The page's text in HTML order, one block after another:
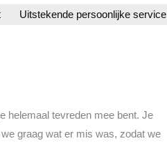
Uitstekende persoonlijke service
helemaal tevreden mee bent. Je
graag wat er mis was, zodat we